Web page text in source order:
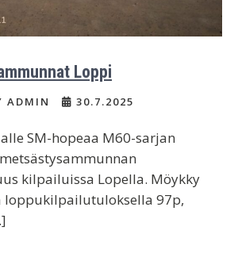
Loppi
ADMIN 30.7.2025
SM-hopeaa M60-sarjan
kilpailuissa Lopella. Möykky
loppukilpailutuloksella 97p,